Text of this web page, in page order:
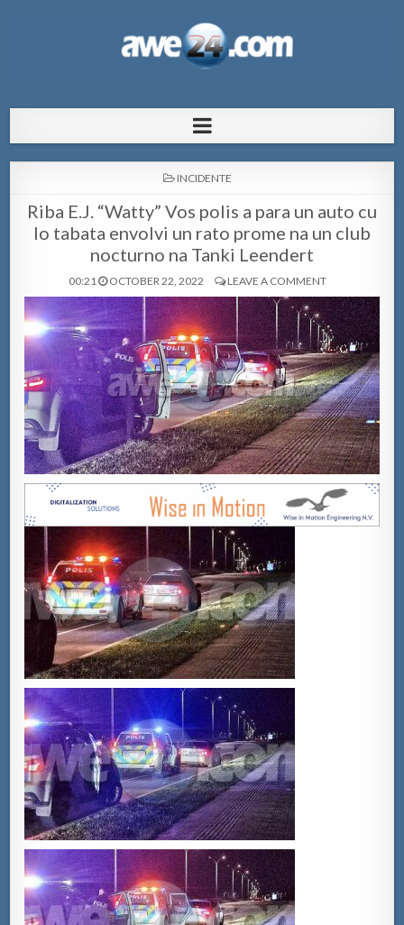
pa Aruba
POSTED
INCIDENTE
Riba E.J. “Watty” Vos polis a para un auto cu
lo tabata envolvi un rato prome na un club
nocturno na Tanki Leendert
00:21 OCTOBER 22, 2022 LEAVE A COMMENT